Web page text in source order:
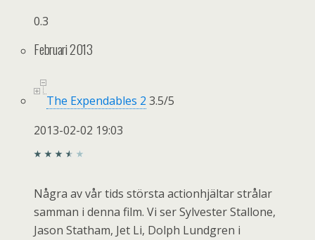
0.3
Februari 2013
The Expendables 2 3.5/5
2013-02-02 19:03
Några av vår tids största actionhjältar strålar
samman i denna film. Vi ser Sylvester Stallone,
Jason Statham, Jet Li, Dolph Lundgren i